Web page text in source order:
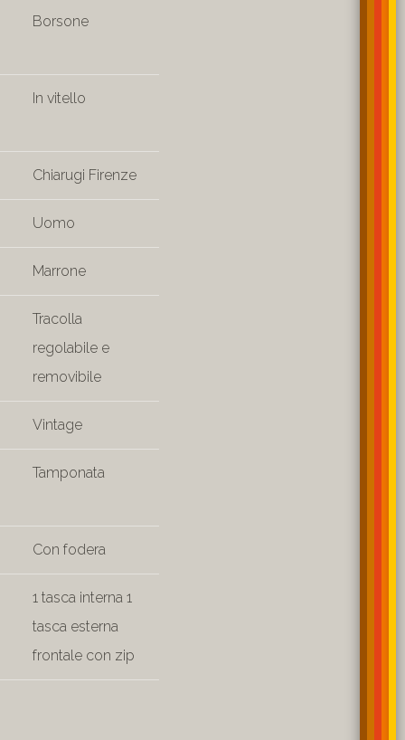
Borsone
In vitello
Chiarugi Firenze
Uomo
Marrone
Tracolla
regolabile e
removibile
Vintage
Tamponata
Con fodera
1 tasca interna 1
tasca esterna
frontale con zip